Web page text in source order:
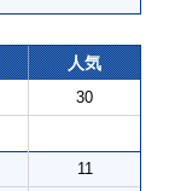
人気
30
11